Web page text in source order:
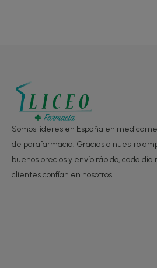
Somos líderes en España en
de parafarmacia. Gracias a nuestro
buenos precios y envío rápido, cada día
clientes confían en nosotros.